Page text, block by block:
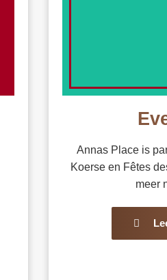
Annas Place is
Koerse en Fêtes
meer